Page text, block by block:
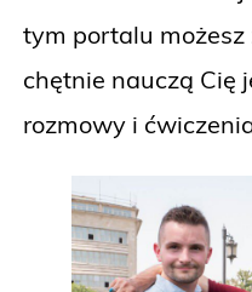
tym portalu możesz
chętnie nauczą Cię
rozmowy i